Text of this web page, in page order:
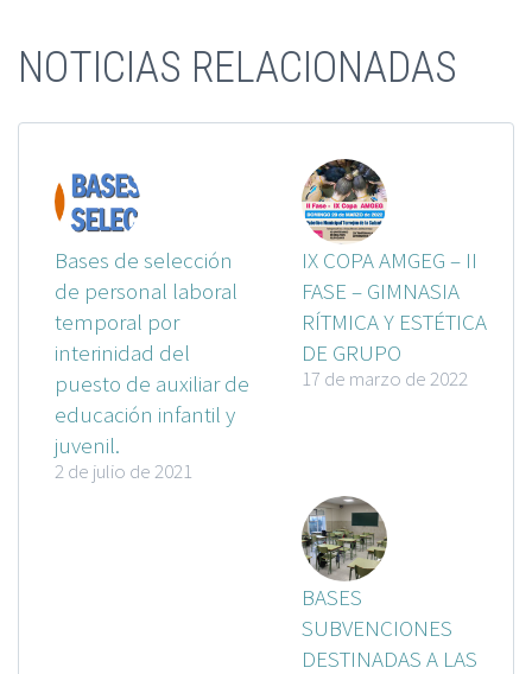
NOTICIAS RELACIONADAS
Bases de selección
de personal laboral
temporal por
interinidad del
puesto de auxiliar de
educación infantil y
juvenil.
2 de julio de 2021
IX COPA AMGEG – II
FASE – GIMNASIA
RÍTMICA Y ESTÉTICA
DE GRUPO
17 de marzo de 2022
BASES
SUBVENCIONES
DESTINADAS A LAS